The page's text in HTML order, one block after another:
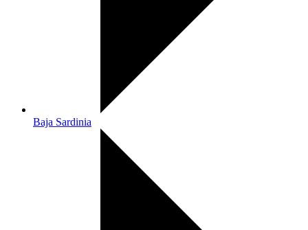
Baja Sardinia